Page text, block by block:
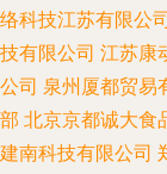
络科技江苏有限公司
技有限公司 江苏康
公司 泉州厦都贸易
部 北京京都诚大食
建南科技有限公司